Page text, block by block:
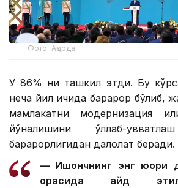
Фото: Ақорда
У 86% ни ташкил этди. Бу
неча йил ичида барқарор бўлиб,
мамлакатни модернизация
йўналишини қўллаб-
барқарорлигидан далолат беради.
— Ишончнинг энг юқори
орасида қайд